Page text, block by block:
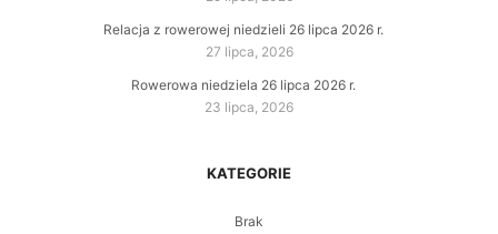
Relacja z rowerowej niedzieli 26 lipca 2026 r.
27 lipca, 2026
Rowerowa niedziela 26 lipca 2026 r.
23 lipca, 2026
KATEGORIE
Brak